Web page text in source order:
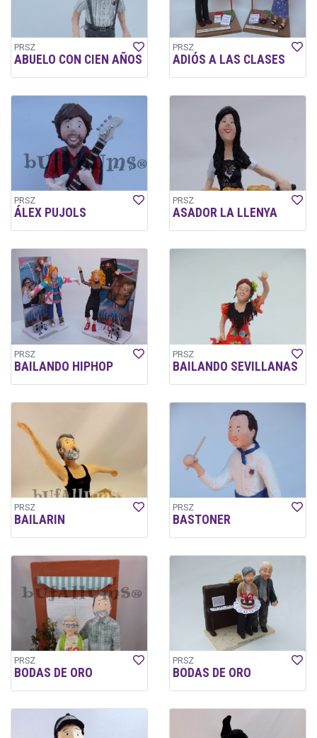
PRSZ
ABUELO CON CIEN AÑOS
PRSZ
ADIÓS A LAS CLASES
PRSZ
ÁLEX PUJOLS
PRSZ
ASADOR LA LLENYA
PRSZ
BAILANDO HIPHOP
PRSZ
BAILANDO SEVILLANAS
PRSZ
BAILARIN
PRSZ
BASTONER
PRSZ
BODAS DE ORO
PRSZ
BODAS DE ORO